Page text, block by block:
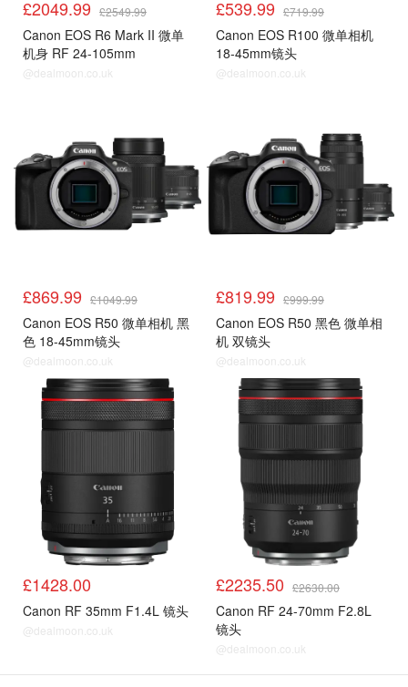
£2049.99 £2549.99
Canon EOS R6 Mark II 微单
机身 RF 24-105mm
@dealmoon.co.uk
£539.99 £719.99
Canon EOS R100 微单相机
18-45mm镜头
@dealmoon.co.uk
£869.99 £1049.99
Canon EOS R50 微单相机 黑
色 18-45mm镜头
@dealmoon.co.uk
£819.99 £999.99
Canon EOS R50 黑色 微单相
机 双镜头
@dealmoon.co.uk
£1428.00
Canon RF 35mm F1.4L 镜头
@dealmoon.co.uk
£2235.50 £2630.00
Canon RF 24-70mm F2.8L
镜头
@dealmoon.co.uk